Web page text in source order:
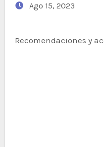
Ago 15, 2023
Recomendaciones y